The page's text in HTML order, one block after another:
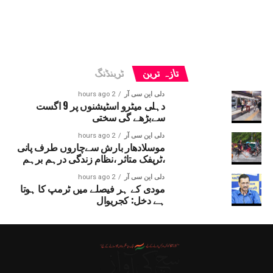
تازہ ترین ٹرینڈنگ
دلی این سی آر 2 hours ago
دہلی میٹرو اسٹیشنوں پر 9 اگست
سےبڑھے گی سختی
دلی این سی آر 2 hours ago
موسلادھار بارش سےچاروں طرف پانی
،ٹریفک متاثر ،نظام زندگی درہم برہم
دلی این سی آر 2 hours ago
مودی کے ہر فیصلے میں ٹرمپ کا ہوتا
ہے دخل: کجریوال